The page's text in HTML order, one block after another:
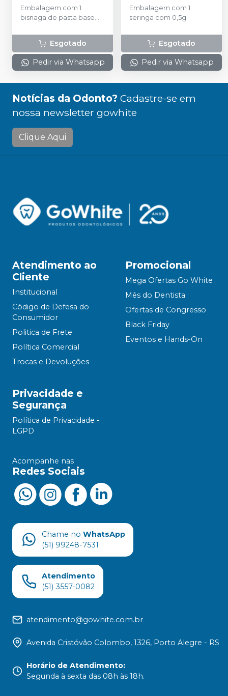
Embalagem com 1
bisnaga de pasta base
catalisadora (4,8 g) e 1
bloco de espatulação
Esgotado
Pedir via Whatsapp
Embalagem com 1
seringa com 0,5g
Esgotado
Pedir via Whatsapp
Notícias da Odonto? Cadastre-se em
nossa newsletter gowhite
Clique Aqui
Atendimento ao
Cliente
Institucional
Código de Defesa do
Consumidor
Politica de Frete
Política Comercial
Trocas e Devoluções
Promocional
Mega Ofertas Go White
Mês do Dentista
Ofertas de Congresso
Black Friday
Eventos e Hands-On
Privacidade e
Segurança
Política de Privacidade -
LGPD
Acompanhe nas
Redes Sociais
Chame no WhatsApp
(51) 99248-7531
Atendimento
(51) 3557-0082
atendimento@gowhite.com.br
Avenida Cristóvão Colombo, 1326, Porto Alegre - RS
Horário de Atendimento:
Segunda à sexta das 08h às 18h.